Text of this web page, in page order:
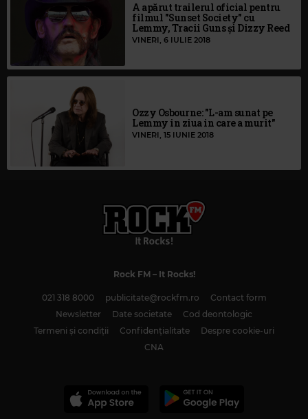
A apărut trailerul oficial pentru
filmul "Sunset Society" cu
Lemmy, Tracii Guns și Dizzy Reed
VINERI, 6 IULIE 2018
Ozzy Osbourne: "L-am sunat pe
Lemmy in ziua in care a murit"
VINERI, 15 IUNIE 2018
Rock FM– It Rocks!
021 318 8000 publicitate@rockfm.ro
Contact form
Newsletter
Date societate
Cod deontologic
Termeni și condiții
Confidențialitate
Despre cookie-uri
CNA